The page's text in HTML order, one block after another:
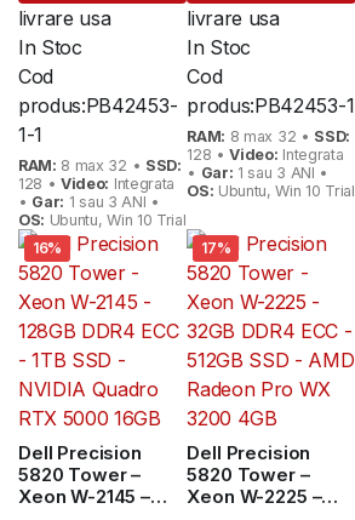
fost:
520 lei.
445 lei.
livrare usa
In Stoc
Cod
produs:PB42453-
1-1
RAM: 8 max 32 • SSD:
128 •Video: Integrata
• Gar: 1 sau 3 ANI •
OS: Ubuntu, Win 10 Trial
fost:
620 lei.
515 lei.
livrare usa
In Stoc
Cod
produs:PB42453-1
RAM: 8 max 32 • SSD:
128 •Video: Integrata
• Gar: 1 sau 3 ANI •
OS: Ubuntu, Win 10 Trial
16%
Dell Precision
5820 Tower –
Xeon W-2145 –
17%
Dell Precision
5820 Tower –
Xeon W-2225 –